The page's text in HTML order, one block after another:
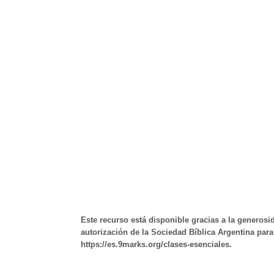
Este recurso está disponible gracias a la
autorización de la Sociedad Bíblica Argentina
https://es.9marks.org/clases-esenciales.